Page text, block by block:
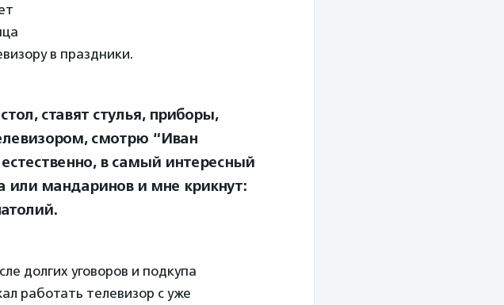
в праздники.
ставят стулья, приборы,
смотрю “Иван
в самый интересный
или мандаринов и мне крикнут:
долгих уговоров и подкупа
работать телевизор с уже